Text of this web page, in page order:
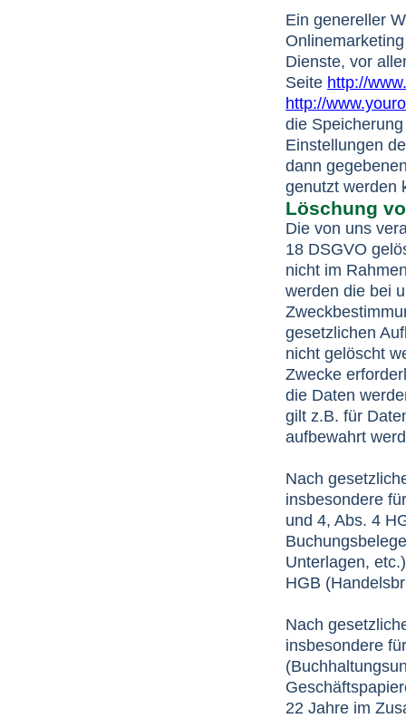
Ein genereller
Dienste, vor
Seite http://
http://
die
Einstellungen
dann
genutzt werden
Löschung
Die von uns
18 DSGVO
nicht im
werden die bei
gesetzlichen
nicht gelöscht
Zwecke
die Daten
gilt z.B. für
aufbewahrt
Nach
insbesondere
und 4, Abs. 4
Unterlagen,
HGB
Nach
insbesondere
22 Jahre im